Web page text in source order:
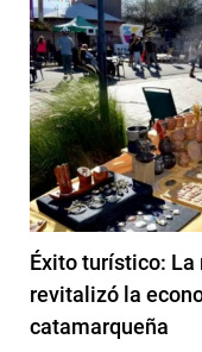
Éxito turístico:
revitalizó la
catamarqueña